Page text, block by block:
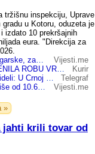
tržišnu inspekciju, Uprave
u Kotoru, oduzeta je
izdato 10 prekršajnih
eura. "Direkcija za
U Kotoru uhapšen državljanin Bugarske, zaplijenjena roba vrijedna...
Vijesti.me
INSPEKCIJA U KOTORU ZAPLENILA ROBU VREDNU 10.000 EVRA: Izdato 10 prekršajnih naloga zbog kršenja zakona o žigu
Kurir
I svetski tržni centri bi mu pozavideli: U Crnoj Gori pao Bugarin sa luksuznom robom od 2 miliona evra
Telegraf
U Kotoru oduzeta roba vrijedna više od 10.600 eura
Vijesti.me
»
jahti krili tovar od